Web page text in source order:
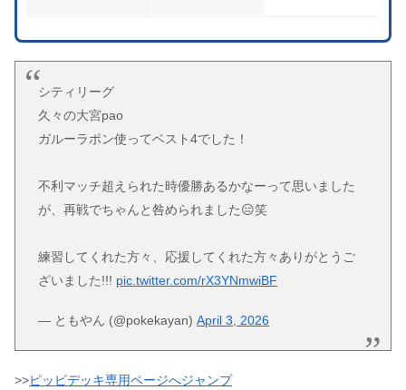
シティリーグ
久々の大宮pao
ガルーラポン使ってベスト4でした！
不利マッチ超えられた時優勝あるかなーって思いました
が、再戦でちゃんと咎められました😑笑
練習してくれた方々、応援してくれた方々ありがとうご
ざいました!!! pic.twitter.com/rX3YNmwiBF
— ともやん (@pokekayan)April 3, 2026
>>ピッピデッキ専用ページへジャンプ